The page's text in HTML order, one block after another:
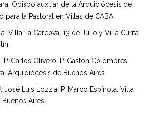
Obispo auxiliar de la Arquidiócesis de
para la Pastoral en Villas de CABA
Villa La Carcova, 13 de Julio y Villa Curita.
P. Carlos Olivero, P. Gastón Colombres.
Arquidiócesis de Buenos Aires.
José Luis Lozzia, P. Marco Espínola. Villa
Aires.